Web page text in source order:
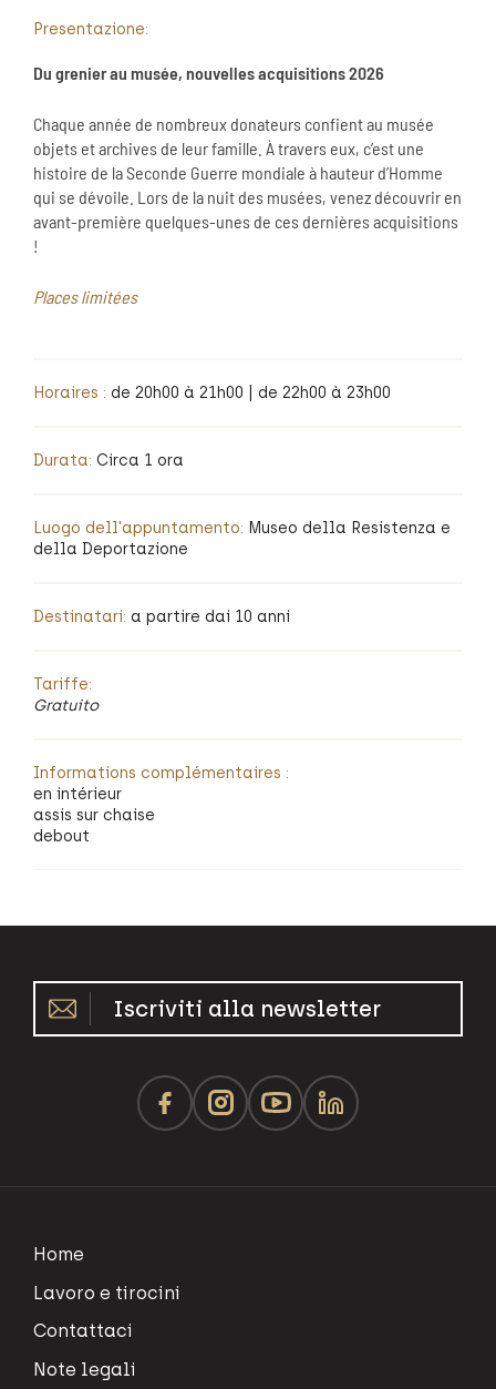
Presentazione:
Du grenier au musée, nouvelles acquisitions 2026
Chaque année de nombreux donateurs confient au musée
objets et archives de leur famille. À travers eux, c’est une
histoire de la Seconde Guerre mondiale à hauteur d’Homme
qui se dévoile. Lors de la nuit des musées, venez découvrir en
avant-première quelques-unes de ces dernières acquisitions
!
Places limitées
Horaires : de 20h00 à 21h00 | de 22h00 à 23h00
Durata: Circa 1 ora
Luogo dell'appuntamento: Museo della Resistenza e
della Deportazione
Destinatari: a partire dai 10 anni
Tariffe:
Gratuito
Informations complémentaires :
en intérieur
assis sur chaise
debout
Iscriviti alla newsletter
Home
Lavoro e tirocini
Contattaci
Note legali